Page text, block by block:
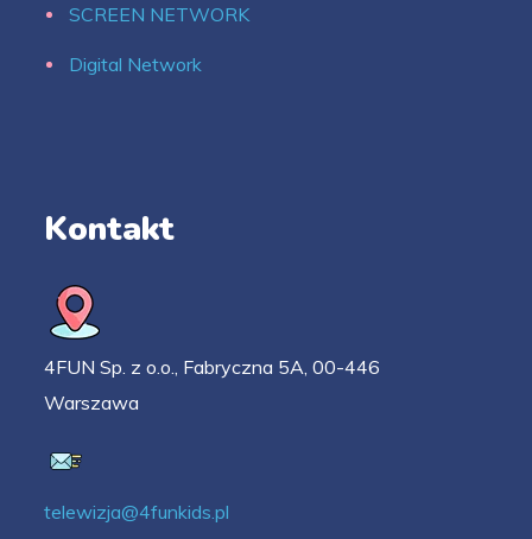
SCREEN NETWORK
Digital Network
Kontakt
4FUN Sp. z o.o., Fabryczna 5A, 00-446
Warszawa
telewizja@4funkids.pl